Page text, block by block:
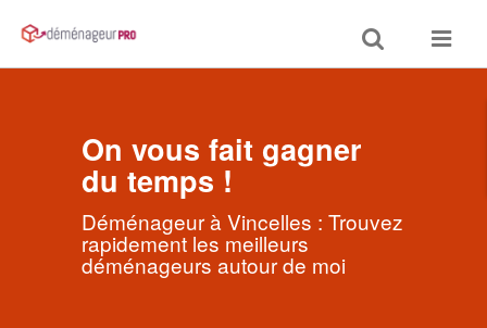
Toggle
search
Toggle
On vous fait gagner
du temps !
Déménageur à Vincelles : Trouvez
rapidement les meilleurs
déménageurs autour de moi